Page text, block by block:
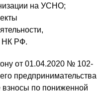
на УСНО;
НК РФ.
от 01.04.2020 № 102-
предпринимательства
взносы по пониженной